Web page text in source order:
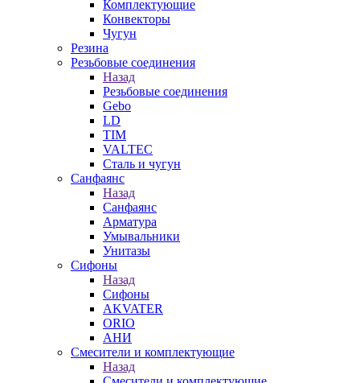
Комплектующие
Конвекторы
Чугун
Резина
Резьбовые соединения
Назад
Резьбовые соединения
Gebo
LD
TIM
VALTEC
Сталь и чугун
Санфаянс
Назад
Санфаянс
Арматура
Умывальники
Унитазы
Сифоны
Назад
Сифоны
AKVATER
ORIO
АНИ
Смесители и комплектующие
Назад